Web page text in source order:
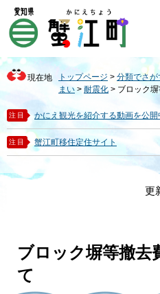
ジ
先
頭
で
す
。
ュ
を
飛
ば
し
て
本
文
現在地 トップページ > 分類でさが
まい > 耐震化 > ブロック
注目 かにえ観光を紹介する動画を公開
注目 蟹江町移住定住サイト
更
ブロック塀等撤去
て